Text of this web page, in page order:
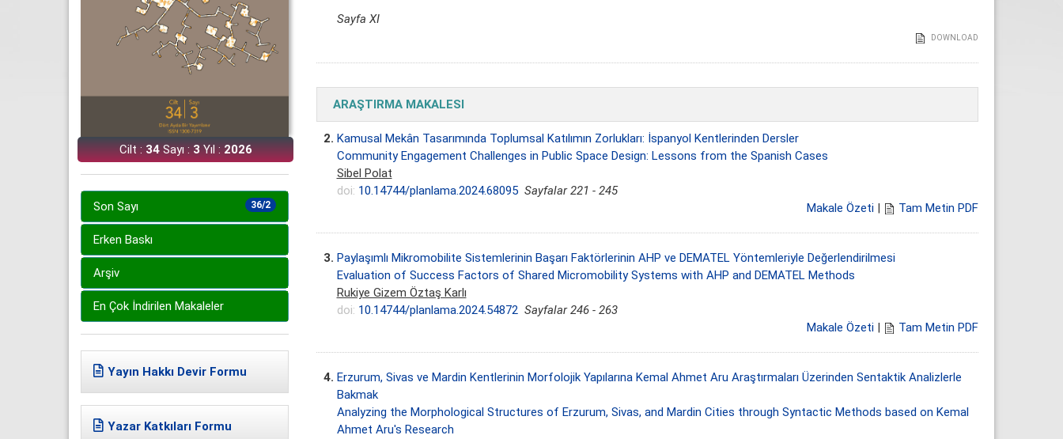
Cilt :34Sayı :3Yıl :2026
36/2
Son Sayı
Erken Baskı
Arşiv
En Çok İndirilen Makaleler
Yayın Hakkı Devir Formu
Yazar Katkıları Formu
Sayfa XI
DOWNLOAD
ARAŞTIRMA MAKALESI
2. Kamusal Mekân Tasarımında Toplumsal Katılımın Zorlukları: İspanyol Kentlerinden Dersler
Community Engagement Challenges in Public Space Design: Lessons from the Spanish Cases
Sibel Polat
doi: 10.14744/planlama.2024.68095 Sayfalar 221 - 245
Makale Özeti| Tam Metin PDF
3. Paylaşımlı Mikromobilite Sistemlerinin Başarı Faktörlerinin AHP ve DEMATEL Yöntemleriyle Değerlendirilmesi
Evaluation of Success Factors of Shared Micromobility Systems with AHP and DEMATEL Methods
Rukiye Gizem Öztaş Karlı
doi: 10.14744/planlama.2024.54872 Sayfalar 246 - 263
Makale Özeti| Tam Metin PDF
4. Erzurum, Sivas ve Mardin Kentlerinin Morfolojik Yapılarına Kemal Ahmet Aru Araştırmaları Üzerinden Sentaktik Analizlerle
Bakmak
Analyzing the Morphological Structures of Erzurum, Sivas, and Mardin Cities through Syntactic Methods based on Kemal
Ahmet Aru's Research